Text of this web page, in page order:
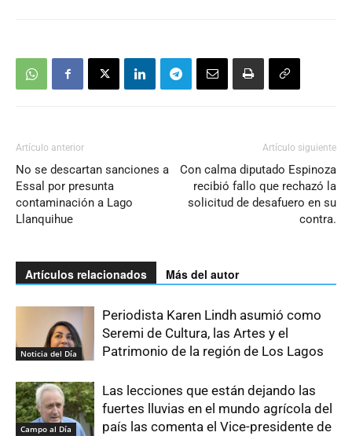
Artículo anterior
No se descartan sanciones a
Essal por presunta
contaminación a Lago
Llanquihue
Artículo siguiente
Con calma diputado Espinoza
recibió fallo que rechazó la
solicitud de desafuero en su
contra.
Artículos relacionados Más del autor
Noticia del Día
Periodista Karen Lindh asumió como
Seremi de Cultura, las Artes y el
Patrimonio de la región de Los Lagos
Campo al Día
Las lecciones que están dejando las
fuertes lluvias en el mundo agrícola del
país las comenta el Vice-presidente de